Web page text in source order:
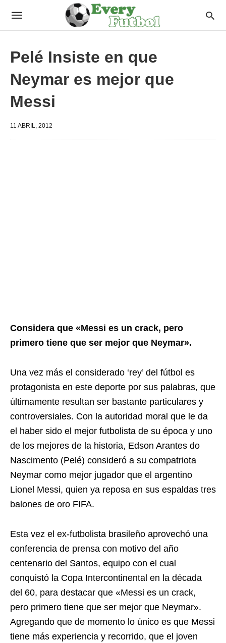
Pelé Insiste en que
Neymar es mejor que
Messi
11 ABRIL, 2012
Considera que «Messi es un crack, pero
primero tiene que ser mejor que Neymar».
Una vez más el considerado ‘rey’ del fútbol es
protagonista en este deporte por sus palabras, que
últimamente resultan ser bastante particulares y
controversiales. Con la autoridad moral que le da
el haber sido el mejor futbolista de su época y uno
de los mejores de la historia, Edson Arantes do
Nascimento (Pelé) consideró a su compatriota
Neymar como mejor jugador que el argentino
Lionel Messi, quien ya reposa en sus espaldas tres
balones de oro FIFA.
Esta vez el ex-futbolista brasileño aprovechó una
conferencia de prensa con motivo del año
centenario del Santos, equipo con el cual
conquistó la Copa Intercontinental en la década
del 60, para destacar que «Messi es un crack,
pero primero tiene que ser mejor que Neymar».
Agregando que de momento lo único es que Messi
tiene más experiencia y recorrido, que el joven